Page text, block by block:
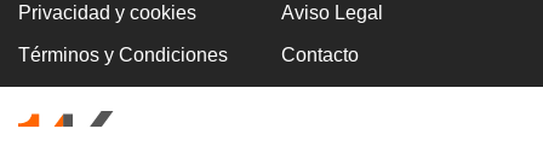
BANCARIZACIÓN
La ausencia de un mercado de divisas operativo
explica la escasez de efectivo en moneda
Privacidad y cookies Aviso Legal
Términos y Condiciones Contacto